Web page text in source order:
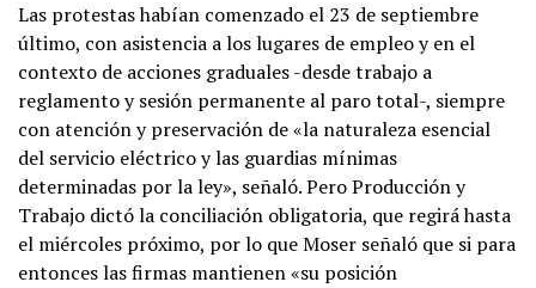
Las protestas habían comenzado el 23 de septiembre
último, con asistencia a los lugares de empleo y en el
contexto de acciones graduales -desde trabajo a
reglamento y sesión permanente al paro total-, siempre
con atención y preservación de «la naturaleza esencial
del servicio eléctrico y las guardias mínimas
determinadas por la ley», señaló. Pero Producción y
Trabajo dictó la conciliación obligatoria, que regirá hasta
el miércoles próximo, por lo que Moser señaló que si para
entonces las firmas mantienen «su posición